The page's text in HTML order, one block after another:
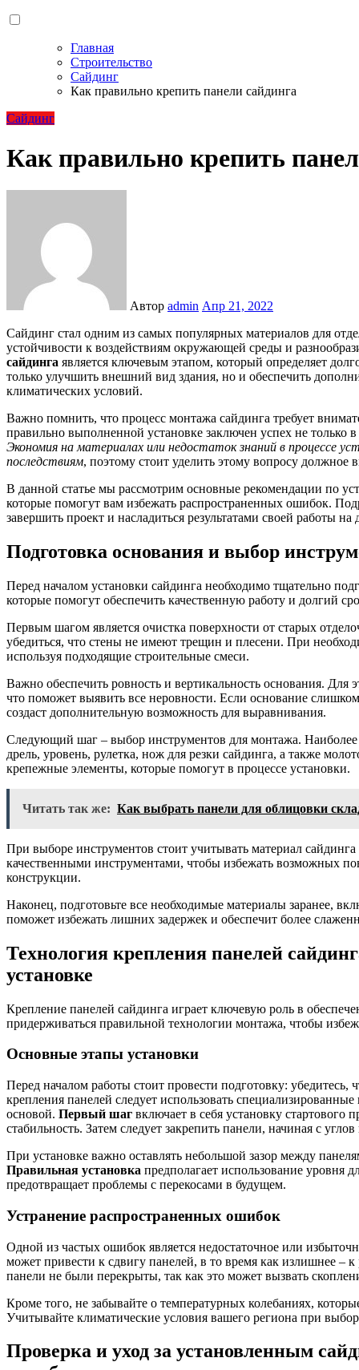
Главная
Строительство
Сайдинг
Как правильно крепить панели сайдинга
Сайдинг
Как правильно крепить
Автор admin Апр 21, 2022
Сайдинг стал одним из самых популярных материалов для отделки внешних стен домов благодаря своей прочности,
устойчивости к воздействиям окружающей среды и
сайдинга является ключевым этапом, который определяет
только улучшить внешний вид здания, но и обеспечить
климатических условий.
Важно помнить, что процесс монтажа сайдинга требует
правильно выполненной установке заключен успех не только
Экономия на материалах или недостаток знаний в процессе
последствиям, поэтому стоит уделить этому вопросу должное
В данной статье мы рассмотрим основные рекомендации по
которые помогут вам избежать распространенных ошибок.
завершить проект и насладиться результатами своей работы
Подготовка основания и выбор
Перед началом установки сайдинга необходимо тщательно
которые помогут обеспечить качественную работу и долгий
Первым шагом является очистка поверхности от старых
убедиться, что стены не имеют трещин и плесени. При
используя подходящие строительные смеси.
Важно обеспечить ровность и вертикальность основания. Для
что поможет выявить все неровности. Если основание
создаст дополнительную возможность для выравнивания.
Следующий шаг – выбор инструментов для монтажа.
дрель, уровень, рулетка, нож для резки сайдинга, а также
крепежные элементы, которые помогут в процессе установки.
Читать так же: Как выбрать панели для облицовки
При выборе инструментов стоит учитывать материал
качественными инструментами, чтобы избежать возможных
конструкции.
Наконец, подготовьте все необходимые материалы заранее,
поможет избежать лишних задержек и обеспечит более
Технология крепления панелей
установке
Крепление панелей сайдинга играет ключевую роль в
придерживаться правильной технологии монтажа, чтобы
Основные этапы установки
Перед началом работы стоит провести подготовку:
крепления панелей следует использовать
основой. Первый шаг включает в себя установку стартового
стабильность. Затем следует закрепить панели, начиная с
При установке важно оставлять небольшой зазор между
Правильная установка предполагает использование уровня
предотвращает проблемы с перекосами в будущем.
Устранение распространенных ошибок
Одной из частых ошибок является недостаточное или
может привести к сдвигу панелей, в то время как излишнее –
панели не были перекрыты, так как это может вызвать
Кроме того, не забывайте о температурных колебаниях,
Учитывайте климатические условия вашего региона при
Проверка и уход за установленным